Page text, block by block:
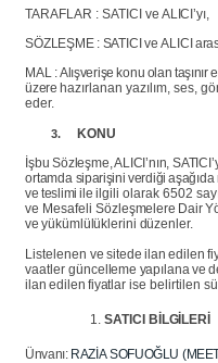
TARAFLAR : SATICI ve ALICI’yı,
SÖZLEŞME : SATICI ve ALICI
MAL :Alışverişe konu olan taşınır
üzere hazırlanan yazılım, ses,
eder.
3.
KONU
İşbu Sözleşme, ALICI’nın,
ortamda siparişini verdiği aşağıda
ve teslimi ileilgili olarak 6502
ve MesafeliSözleşmelere Dair
ve yükümlülüklerini düzenler.
Listelenen ve sitede ilan edilen
vaatlergüncelleme yapılana ve
ilan edilen fiyatlar ise belirtilen
SATICI BİLGİLERİ
Ünvanı: RAZİA SOFUOĞLU